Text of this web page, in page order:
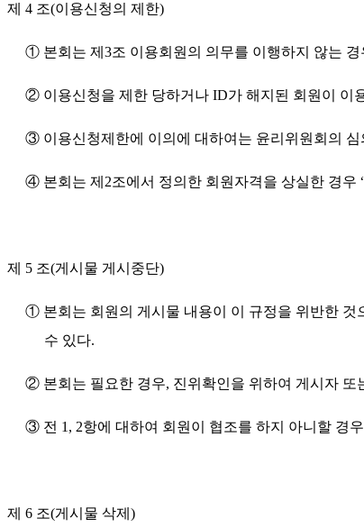
제 4 조(이용신청의 제한)
① 본회는 제3조 이용회원의 의무를 이행하지 않는
② 이용신청을 제한 당하거나 ID가 해지된 회원이 이
③ 이용신청제한에 이의에 대하여는 윤리위원회의 심
④ 본회는 제2조에서 정의한 회원자격을 상실한 경우
제 5 조(게시물 게시중단)
① 본회는 회원의 게시물 내용이 이 규정을 위반한 것
수 있다.
② 본회는 필요한 경우, 진위확인을 위하여 게시자 또
③ 전 1, 2항에 대하여 회원이 협조를 하지 아니할 경
제 6 조(게시물 삭제)